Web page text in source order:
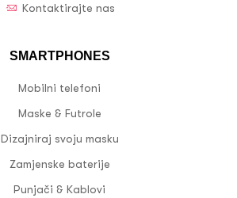
Kontaktirajte nas
SMARTPHONES
Mobilni telefoni
Maske & Futrole
Dizajniraj svoju masku
Zamjenske baterije
Punjači & Kablovi